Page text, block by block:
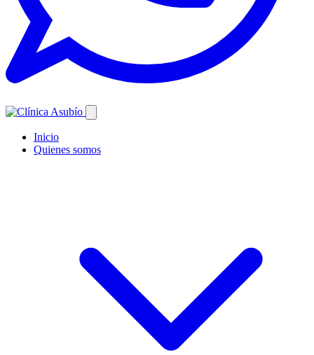
Inicio
Quienes somos